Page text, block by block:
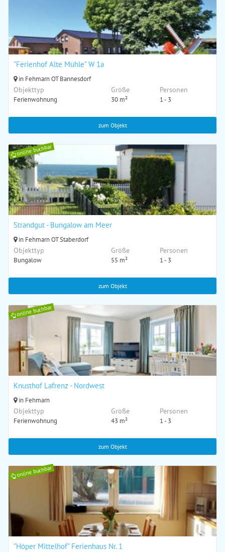
"Ferienhof Alte Mühle" W 1a
in Fehmarn OT Bannesdorf
Objekttyp
Ferienwohnung
Größe
30 m²
Personen
1 - 3
zum Objekt
online buchbar
Strandgut - Bungalow am Meer
in Fehmarn OT Staberdorf
Objekttyp
Bungalow
Größe
55 m²
Personen
1 - 3
zum Objekt
online buchbar
Knusthof Lafrenz - Nordwest
in Fehmarn
Objekttyp
Ferienwohnung
Größe
43 m²
Personen
1 - 3
zum Objekt
online buchbar
"Höper Mittelhof" Ferienhaus Nr. 1